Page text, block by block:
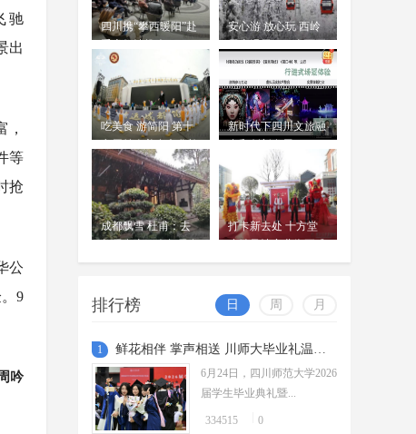
驰
出
，
等
抢
公
9
吟
06-23
周吟
现“窗含西岭千秋雪”
6月22日，随着上一轮降雨的结束，
成都迎来了久违的“水晶天”，不仅市
区上空展现出一碧如洗的湛蓝美景，
更在遥远的天际线与连绵的群山...
四川携“攀西暖阳”赴
安心游 放心玩 西岭
放
吃美食 游简阳 第十
游季今日开幕
新时代下四川文旅融
成都飘雪 杜甫：去
地
打卡新去处 十方堂
开放
排行榜 日 周 月
1 鲜花相伴 掌声相送 川师大毕业礼温暖启程
6月24日，四川师范大学2026
届学生毕业典礼暨...
334515 0